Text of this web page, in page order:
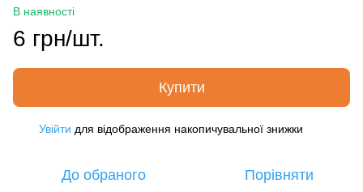
В наявності
6 грн/шт.
Купити
Увійти для відображення накопичувальної знижки
До обраного Порівняти